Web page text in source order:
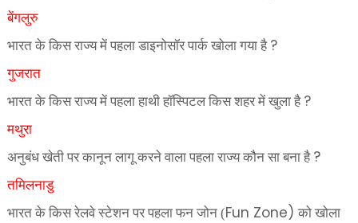
बेंगलुरु
भारत के किस राज्य में पहला डाइनोसॉर पार्क खोला गया है ?
गुजरात
भारत के किस राज्य में पहला हाथी हॉस्पिटल किस शहर में खुला है ?
मथुरा
अनुबंध खेती पर कानून लागू करने वाला पहला राज्य कौन सा बना है ?
तमिलनाडु
भारत के किस रेलवे स्टेशन पर पहला फन जोन (Fun Zone) को खोला